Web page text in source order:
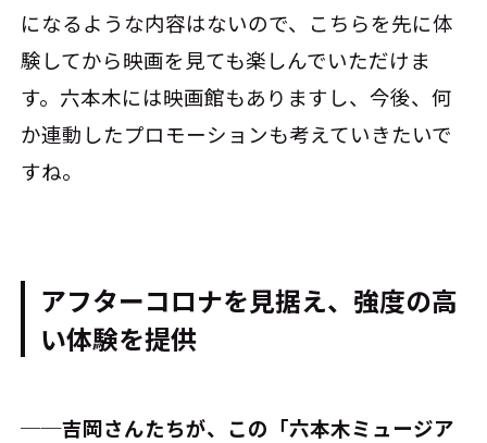
になるような内容はないので、こちらを先に体
験してから映画を見ても楽しんでいただけま
す。六本木には映画館もありますし、今後、何
か連動したプロモーションも考えていきたいで
すね。
アフターコロナを見据え、強度の高
い体験を提供
──吉岡さんたちが、この「六本木ミュージア